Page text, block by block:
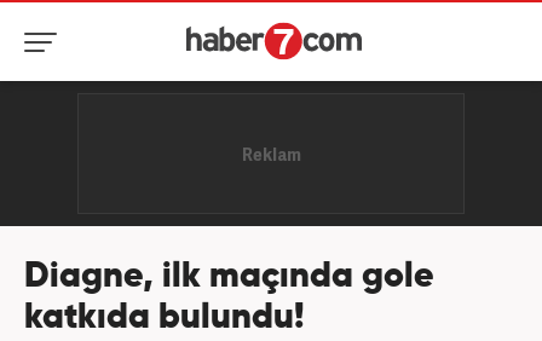
Diagne, ilk maçında gole
katkıda bulundu!